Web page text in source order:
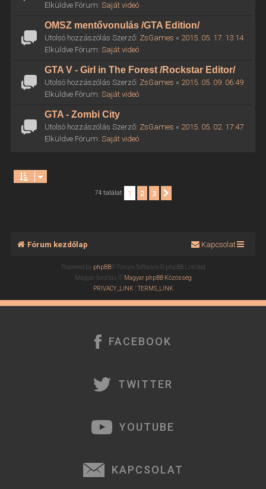
Elküldve Fórum: Saját videó
OMSZ mentővonulás /GTA Edition/
Utolsó hozzászólás Szerző: ZsGames « 2015. 05. 17. 13:14
Elküldve Fórum: Saját videó
GTA V - Girl in The Forest /Rockstar Editor/
Utolsó hozzászólás Szerző: ZsGames « 2015. 05. 09. 06:49
Elküldve Fórum: Saját videó
GTA - Zombi City
Utolsó hozzászólás Szerző: ZsGames « 2015. 05. 02. 17:47
Elküldve Fórum: Saját videó
74 találat 1 2 3
Fórum kezdőlap Kapcsolat
Powered by phpBB® Forum Software © phpBB Limited
Magyar fordítás ©
Magyar phpBB Közösség
PRIVACY_LINK| TERMS_LINK
FACEBOOK
TWITTER
YOUTUBE
KAPCSOLAT